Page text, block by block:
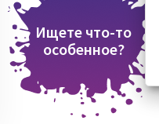
Ищете что-то
особенное?